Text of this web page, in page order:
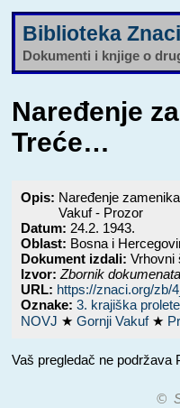
Biblioteka Znaci
Dokumenti i knjige o
Naređenje
Treće…
Opis: Naređenje
Vakuf - Prozor
Datum: 24.2. 1943.
Oblast: Bosna i
Dokument izdali: Vrhovni
Izvor: Zbornik
URL: https://znaci.org/zb/
Oznake:3. krajiška
NOVJ ★Gornji Vakuf ★
Vaš pregledač ne podržava
©